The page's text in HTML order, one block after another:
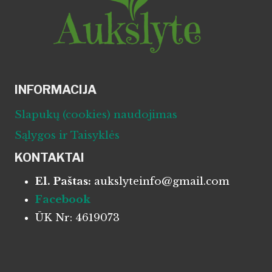
INFORMACIJA
Slapukų (cookies) naudojimas
Sąlygos ir Taisyklės
KONTAKTAI
El. Paštas: aukslyteinfo@gmail.com
Facebook
ŪK Nr: 4619073